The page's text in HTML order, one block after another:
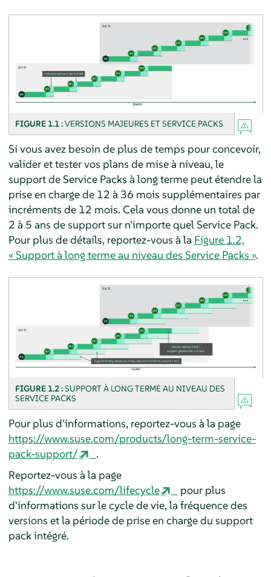
FIGURE 1.1 :VERSIONS MAJEURES ET SERVICE PACKS
Si vous avez besoin de plus de temps pour concevoir,
valider et tester vos plans de mise à niveau, le
support de Service Packs à long terme peut étendre la
prise en charge de 12 à 36 mois supplémentaires par
incréments de 12 mois. Cela vous donne un total de
2 à 5 ans de support sur n'importe quel Service Pack.
Pour plus de détails, reportez-vous à la Figure 1.2,
« Support à long terme au niveau des Service Packs ».
FIGURE 1.2 :SUPPORT À LONG TERME AU NIVEAU DES
SERVICE PACKS
Pour plus d'informations, reportez-vous à la page
https://www.suse.com/products/long-term-service-
pack-support/
.
Reportez-vous à la page
https://www.suse.com/lifecycle
pour plus
d'informations sur le cycle de vie, la fréquence des
versions et la période de prise en charge du support
pack intégré.